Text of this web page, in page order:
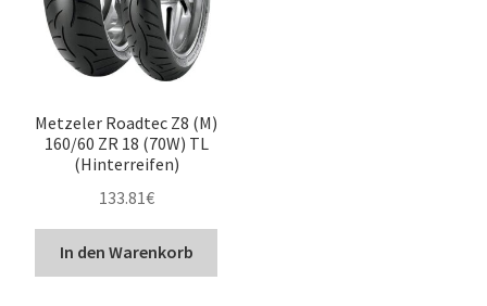
Metzeler Roadtec Z8 (M)
160/60 ZR 18 (70W) TL
(Hinterreifen)
133.81€
In den Warenkorb